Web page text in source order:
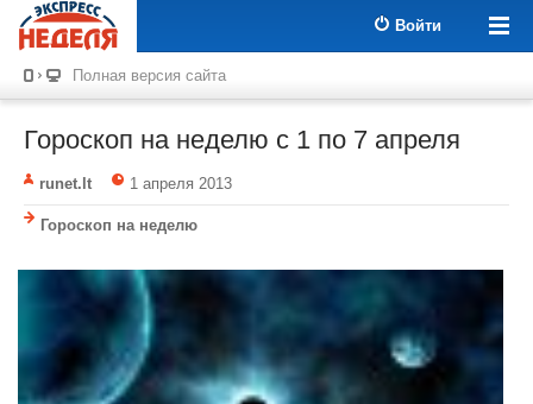
Войти
Полная версия сайта
Гороскоп на неделю c 1 по 7 апреля
runet.lt 1 апреля 2013
Гороскоп на неделю